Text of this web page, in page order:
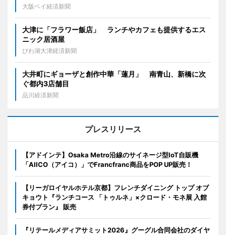
大阪ベイ経済新聞
大津に「フラワー飯店」 ランチやカフェも提供するエス
ニック居酒屋
びわ湖大津経済新聞
大井町にギョーザと創作中華「蓮月」 南青山、新橋に次
ぐ都内3店舗目
品川経済新聞
プレスリリース
【アドインテ】Osaka Metro沿線のサイネージ型IoT自販機
「AIICO（アイコ）」でFrancfranc商品をPOP UP販売！
【リーガロイヤルホテル京都】フレンチダイニング トップ オブ
キョウト『ランチコース 「トゥルネ」×クロード・モネ展 入館
券付プラン』 販売
『リテールメディアサミット2026』グーグル合同会社のダイヤ